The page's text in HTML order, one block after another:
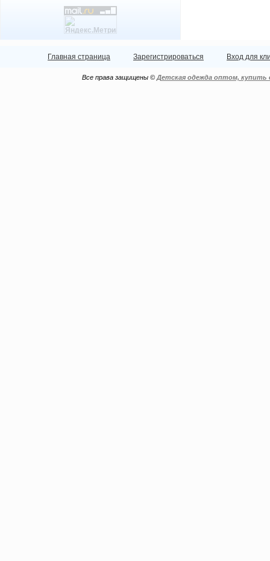
Главная страница Зарегистрироваться Вход для
Все права защищены © Детская одежда оптом,